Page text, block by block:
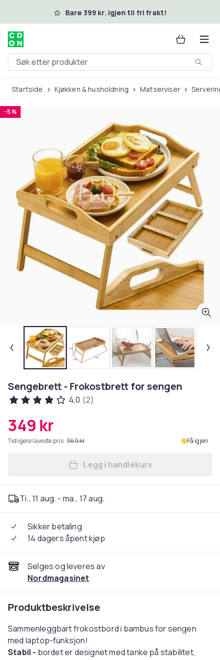
Hopp til hovedinnholdBare 399 kr. igjen til fri frakt!
Søk etter produkter
Startside Kjøkken & husholdning Matserviser
-5 %
Sengebrett - Frokostbrett for sengen
4,0 (2)
349 kr
Tidligere laveste pris: 369 kr Få igjen
Legg Sengebrett -
Legg i handlekurv
Ti., 11 aug. - ma., 17 aug.
Sikker betaling
14 dagers åpent kjøp
Selges og leveres av
Nordmagasinet
Produktbeskrivelse
Sammenleggbart frokostbord i bambus for sengen
med laptop-funksjon!
Stabil - bordet er designet med tanke på stabilitet,